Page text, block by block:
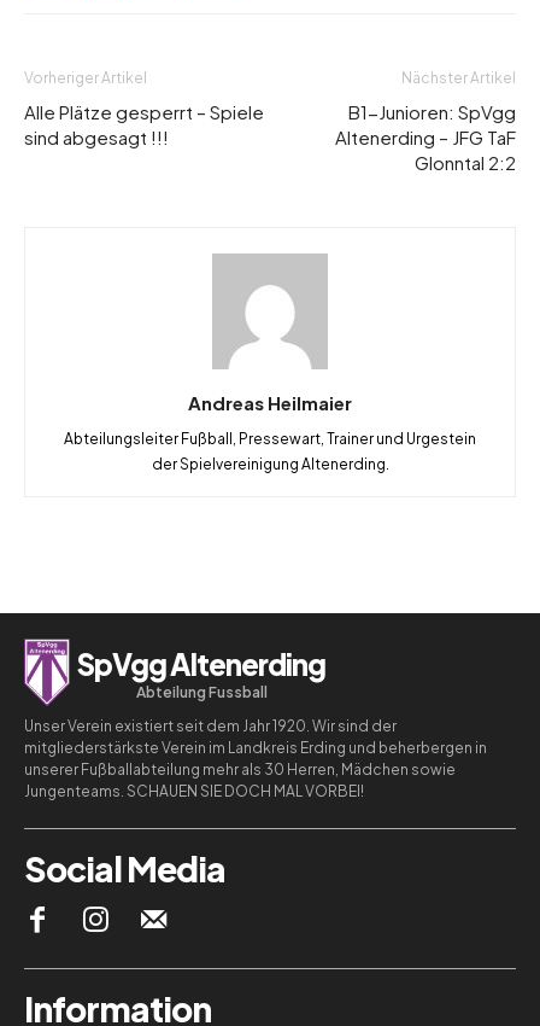
Vorheriger Artikel
Alle Plätze gesperrt – Spiele
sind abgesagt !!!
Nächster Artikel
B1-Junioren: SpVgg
Altenerding – JFG TaF
Glonntal 2:2
Andreas Heilmaier
Abteilungsleiter Fußball, Pressewart, Trainer und Urgestein
der Spielvereinigung Altenerding.
SpVgg Altenerding
Abteilung Fussball
Unser Verein existiert seit dem Jahr 1920. Wir sind der
mitgliederstärkste Verein im Landkreis Erding und beherbergen in
unserer Fußballabteilung mehr als 30 Herren, Mädchen sowie
Jungenteams. SCHAUEN SIE DOCH MAL VORBEI!
Social Media
Information